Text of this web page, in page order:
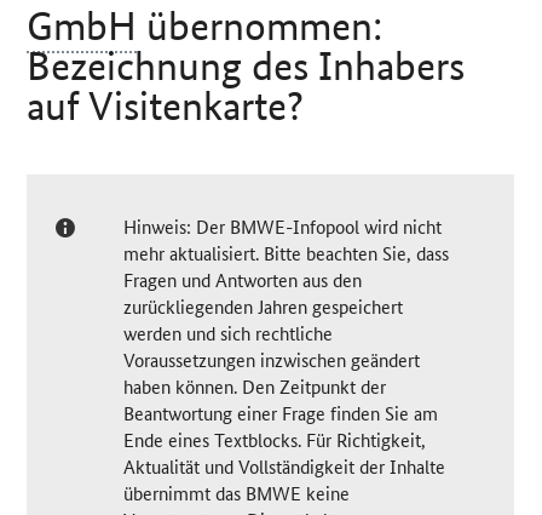
GmbH übernommen:
Bezeichnung des Inhabers
auf Visitenkarte?
Hinweis: Der BMWE-Infopool wird nicht
mehr aktualisiert. Bitte beachten Sie, dass
Fragen und Antworten aus den
zurückliegenden Jahren gespeichert
werden und sich rechtliche
Voraussetzungen inzwischen geändert
haben können. Den Zeitpunkt der
Beantwortung einer Frage finden Sie am
Ende eines Textblocks. Für Richtigkeit,
Aktualität und Vollständigkeit der Inhalte
übernimmt das BMWE keine